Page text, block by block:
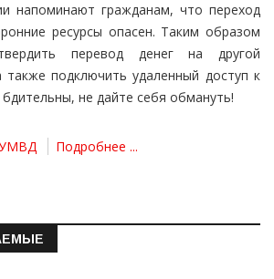
напоминают гражданам, что переход
ресурсы опасен. Таким образом
перевод денег на другой
также подключить удаленный доступ к
бдительны, не дайте себя обмануть!
Подробнее ...